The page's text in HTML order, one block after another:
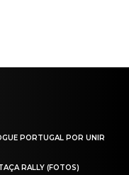
PORTUGAL POR UNIR
RALLY (FOTOS)